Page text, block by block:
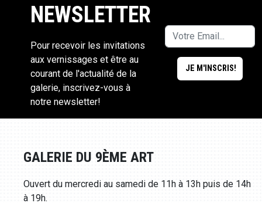
NEWSLETTER
Pour recevoir les invitations
aux vernissages et être au
courant de l'actualité de la
galerie, inscrivez-vous à
notre newsletter!
GALERIE DU 9ÈME ART
Ouvert du mercredi au samedi de 11h à 13h puis de 14h
à 19h.